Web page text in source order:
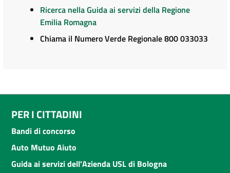
Ricerca nella Guida ai servizi della Regione
Emilia Romagna
Chiama il Numero Verde Regionale 800 033033
PER I CITTADINI
Bandi di concorso
Auto Mutuo Aiuto
Guida ai servizi dell'Azienda USL di Bologna